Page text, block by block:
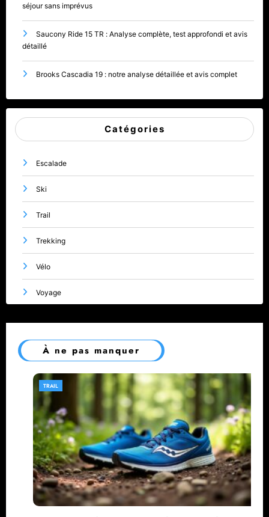
séjour sans imprévus
Saucony Ride 15 TR : Analyse complète, test approfondi et avis
détaillé
Brooks Cascadia 19 : notre analyse détaillée et avis complet
Catégories
Escalade
Ski
Trail
Trekking
Vélo
Voyage
À ne pas manquer